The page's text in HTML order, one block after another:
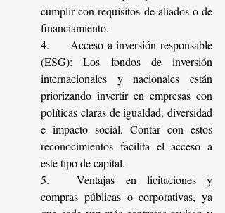
cumplir con requisitos de aliados o de
financiamiento.
4.	Acceso a inversión responsable
(ESG): Los fondos de inversión
internacionales y nacionales están
priorizando invertir en empresas con
políticas claras de igualdad, diversidad
e impacto social. Contar con estos
reconocimientos facilita el acceso a
este tipo de capital.
5.	Ventajas en licitaciones y
compras públicas o corporativas, ya